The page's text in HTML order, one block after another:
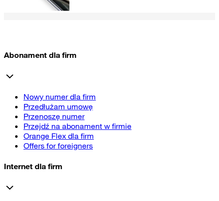
Abonament dla firm
Nowy numer dla firm
Przedłużam umowę
Przenoszę numer
Przejdź na abonament w firmie
Orange Flex dla firm
Offers for foreigners
Internet dla firm